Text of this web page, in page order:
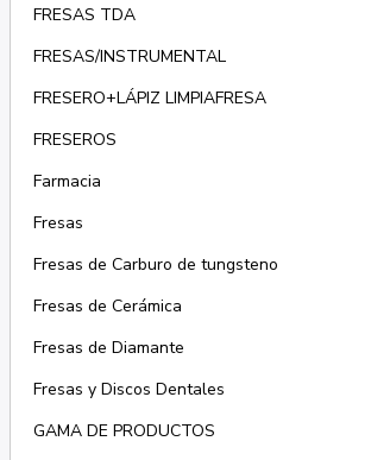
FRESAS TDA
FRESAS/INSTRUMENTAL
FRESERO+LÁPIZ LIMPIAFRESA
FRESEROS
Farmacia
Fresas
Fresas de Carburo de tungsteno
Fresas de Cerámica
Fresas de Diamante
Fresas y Discos Dentales
GAMA DE PRODUCTOS